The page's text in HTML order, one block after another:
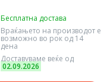
Бесплатна достава
Враќањето на производот е
возможно во рок од 14
дена
Доставуваме веќе од
02.09.2026